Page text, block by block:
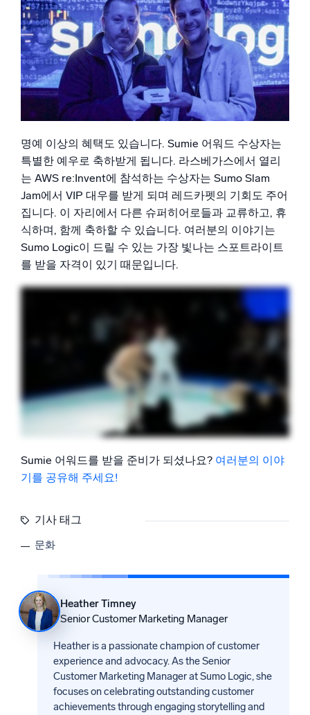
명예 이상의 혜택도 있습니다. Sumie 어워드 수상자는
특별한 예우로 축하받게 됩니다. 라스베가스에서 열리
는 AWS re:Invent에 참석하는 수상자는 Sumo Slam
Jam에서 VIP 대우를 받게 되며 레드카펫의 기회도 주어
집니다. 이 자리에서 다른 슈퍼히어로들과 교류하고, 휴
식하며, 함께 축하할 수 있습니다. 여러분의 이야기는
Sumo Logic이 드릴 수 있는 가장 빛나는 스포트라이트
를 받을 자격이 있기 때문입니다.
Sumie 어워드를 받을 준비가 되셨나요? 여러분의 이야
기를 공유해 주세요!
기사 태그
문화
Heather Timney
Senior Customer Marketing Manager
Heather is a passionate champion of customer
experience and advocacy. As the Senior
Customer Marketing Manager at Sumo Logic, she
focuses on celebrating outstanding customer
achievements through engaging storytelling and